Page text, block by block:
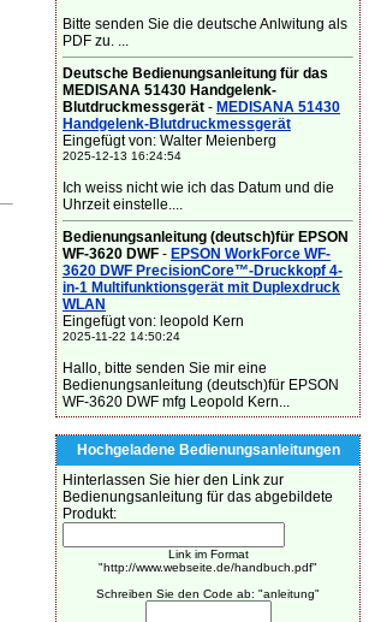
Bitte senden Sie die deutsche Anlwitung als
PDF zu. ...
Deutsche Bedienungsanleitung für das
MEDISANA 51430 Handgelenk-
Blutdruckmessgerät - MEDISANA 51430
Handgelenk-Blutdruckmessgerät
Eingefügt von: Walter Meienberg
2025-12-13 16:24:54
Ich weiss nicht wie ich das Datum und die
Uhrzeit einstelle....
Bedienungsanleitung (deutsch)für EPSON
WF-3620 DWF - EPSON WorkForce WF-
3620 DWF PrecisionCore™-Druckkopf 4-
in-1 Multifunktionsgerät mit Duplexdruck
WLAN
Eingefügt von: leopold Kern
2025-11-22 14:50:24
Hallo, bitte senden Sie mir eine
Bedienungsanleitung (deutsch)für EPSON
WF-3620 DWF mfg Leopold Kern...
Hochgeladene Bedienungsanleitungen
Hinterlassen Sie hier den Link zur
Bedienungsanleitung für das abgebildete
Produkt:
Link im Format
"http://www.webseite.de/handbuch.pdf"
Schreiben Sie den Code ab: "anleitung"